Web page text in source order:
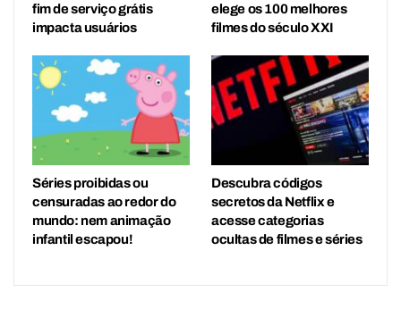
fim de serviço grátis
impacta usuários
elege os 100 melhores
filmes do século XXI
Séries proibidas ou
censuradas ao redor do
mundo: nem animação
infantil escapou!
Descubra códigos
secretos da Netflix e
acesse categorias
ocultas de filmes e séries